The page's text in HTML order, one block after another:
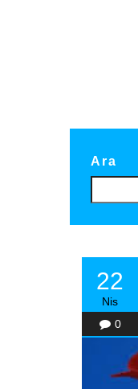
Ara
22
Nis
0